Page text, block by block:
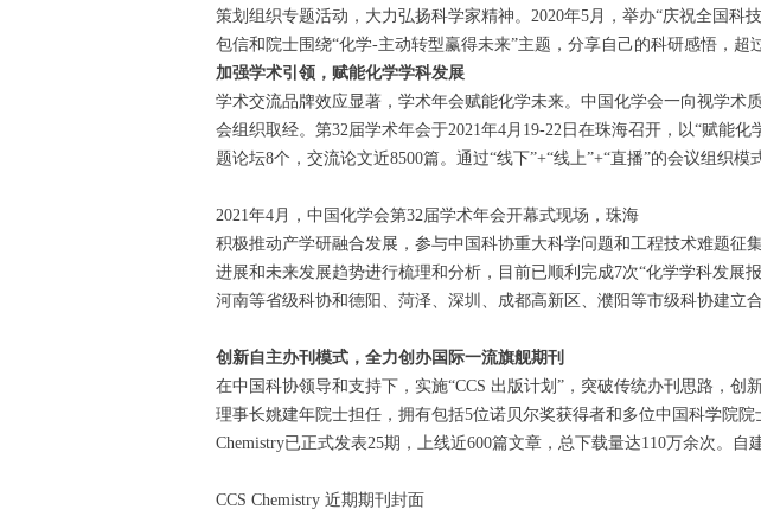
策划组织专题活动，大力弘扬科学家精神。2020年5月，举办“庆祝全国科
包信和院士围绕“化学-主动转型赢得未来”主题，分享自己的科研感悟，超
加强学术引领，赋能化学学科发展
学术交流品牌效应显著，学术年会赋能化学未来。中国化学会一向视学
会组织取经。第32届学术年会于2021年4月19-22日在珠海召开，以“赋能
题论坛8个，交流论文近8500篇。通过“线下”+“线上”+“直播”的会议组织
2021年4月，中国化学会第32届学术年会开幕式现场，珠海
积极推动产学研融合发展，参与中国科协重大科学问题和工程技术难题征
进展和未来发展趋势进行梳理和分析，目前已顺利完成7次“化学学科发展
河南等省级科协和德阳、菏泽、深圳、成都高新区、濮阳等市级科协建立
创新自主办刊模式，全力创办国际一流旗舰期刊
在中国科协领导和支持下，实施“CCS 出版计划”，突破传统办刊思路，
理事长姚建年院士担任，拥有包括5位诺贝尔奖获得者和多位中国科学院
Chemistry已正式发表25期，上线近600篇文章，总下载量达110万余次。
CCS Chemistry 近期期刊封面